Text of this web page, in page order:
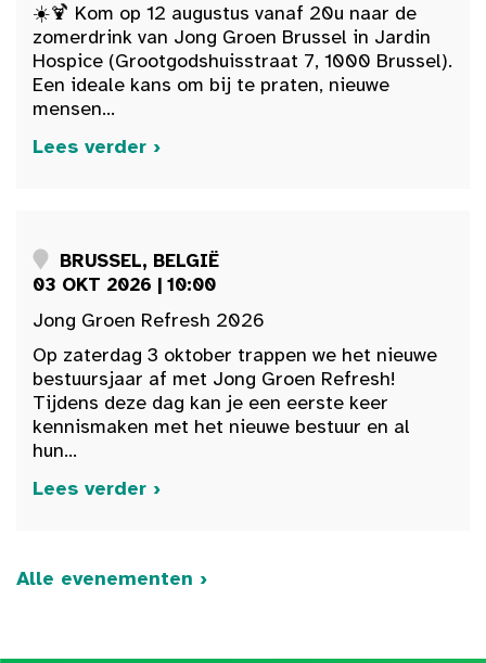
☀️🍹 Kom op 12 augustus vanaf 20u naar de
zomerdrink van Jong Groen Brussel in Jardin
Hospice (Grootgodshuisstraat 7, 1000 Brussel).
Een ideale kans om bij te praten, nieuwe
mensen...
Lees verder ›
BRUSSEL, BELGIË
03 OKT 2026 | 10:00
Jong Groen Refresh 2026
Op zaterdag 3 oktober trappen we het nieuwe
bestuursjaar af met Jong Groen Refresh!
Tijdens deze dag kan je een eerste keer
kennismaken met het nieuwe bestuur en al
hun...
Lees verder ›
Alle evenementen ›